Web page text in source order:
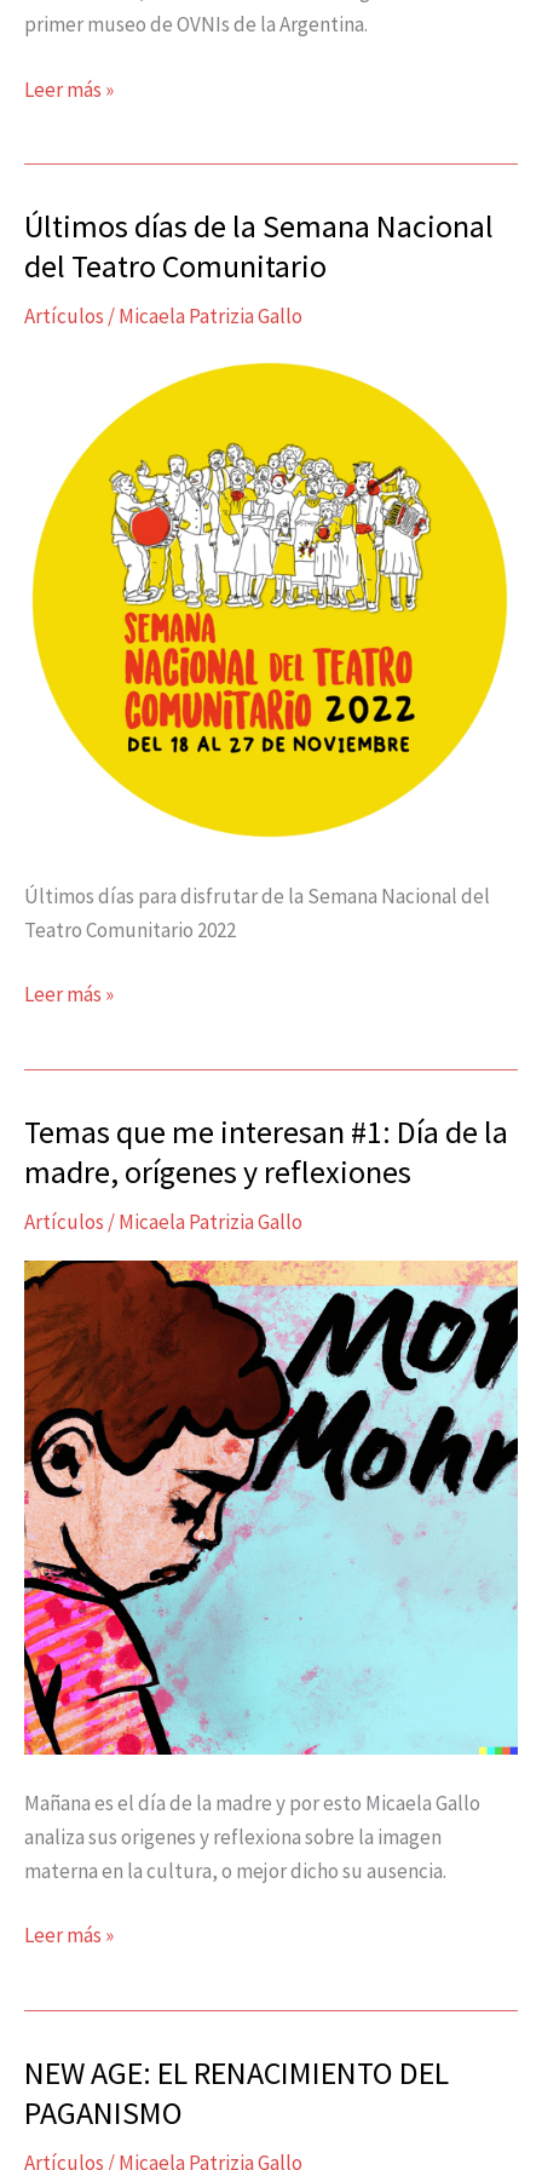
primer museo de OVNIs de la Argentina.
Leer más »
Últimos días de la Semana Nacional
del Teatro Comunitario
Artículos /Micaela Patrizia Gallo
Últimos días para disfrutar de la Semana Nacional del
Teatro Comunitario 2022
Últimos
días
la
Teatro
Comunitario
Leer más »
Temas que me interesan #1: Día de la
madre, orígenes y reflexiones
Artículos /Micaela Patrizia Gallo
Mañana es el día de la madre y por esto Micaela Gallo
analiza sus origenes y reflexiona sobre la imagen
materna en la cultura, o mejor dicho su ausencia.
Temas
que
interesan
#1:
Día
de
la
madre,
orígenes
y
reflexiones
Leer más »
NEW AGE: EL RENACIMIENTO DEL
PAGANISMO
Artículos /Micaela Patrizia Gallo
NEW
AGE: